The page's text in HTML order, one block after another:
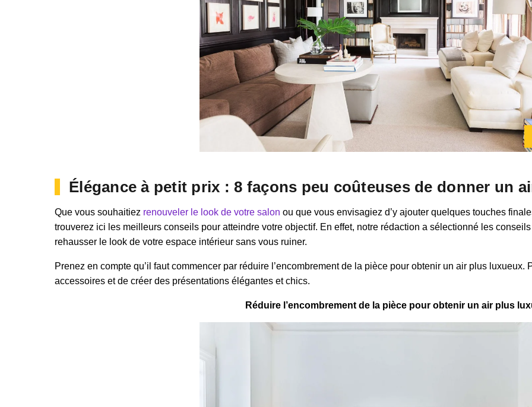
Élégance à petit prix : 8 façons peu coûteuses de donner un
Que vous souhaitiez renouveler le look de votre salon ou que vous envisagiez d’y ajouter quelques touches
trouverez ici les meilleurs conseils pour atteindre votre objectif. En effet, notre rédaction a sélectionné les
rehausser le look de votre espace intérieur sans vous ruiner.
Prenez en compte qu’il faut commencer par réduire l’encombrement de la pièce pour obtenir un air plus luxueux.
accessoires et de créer des présentations élégantes et chics.
Réduire l’encombrement de la pièce pour obtenir un air plus